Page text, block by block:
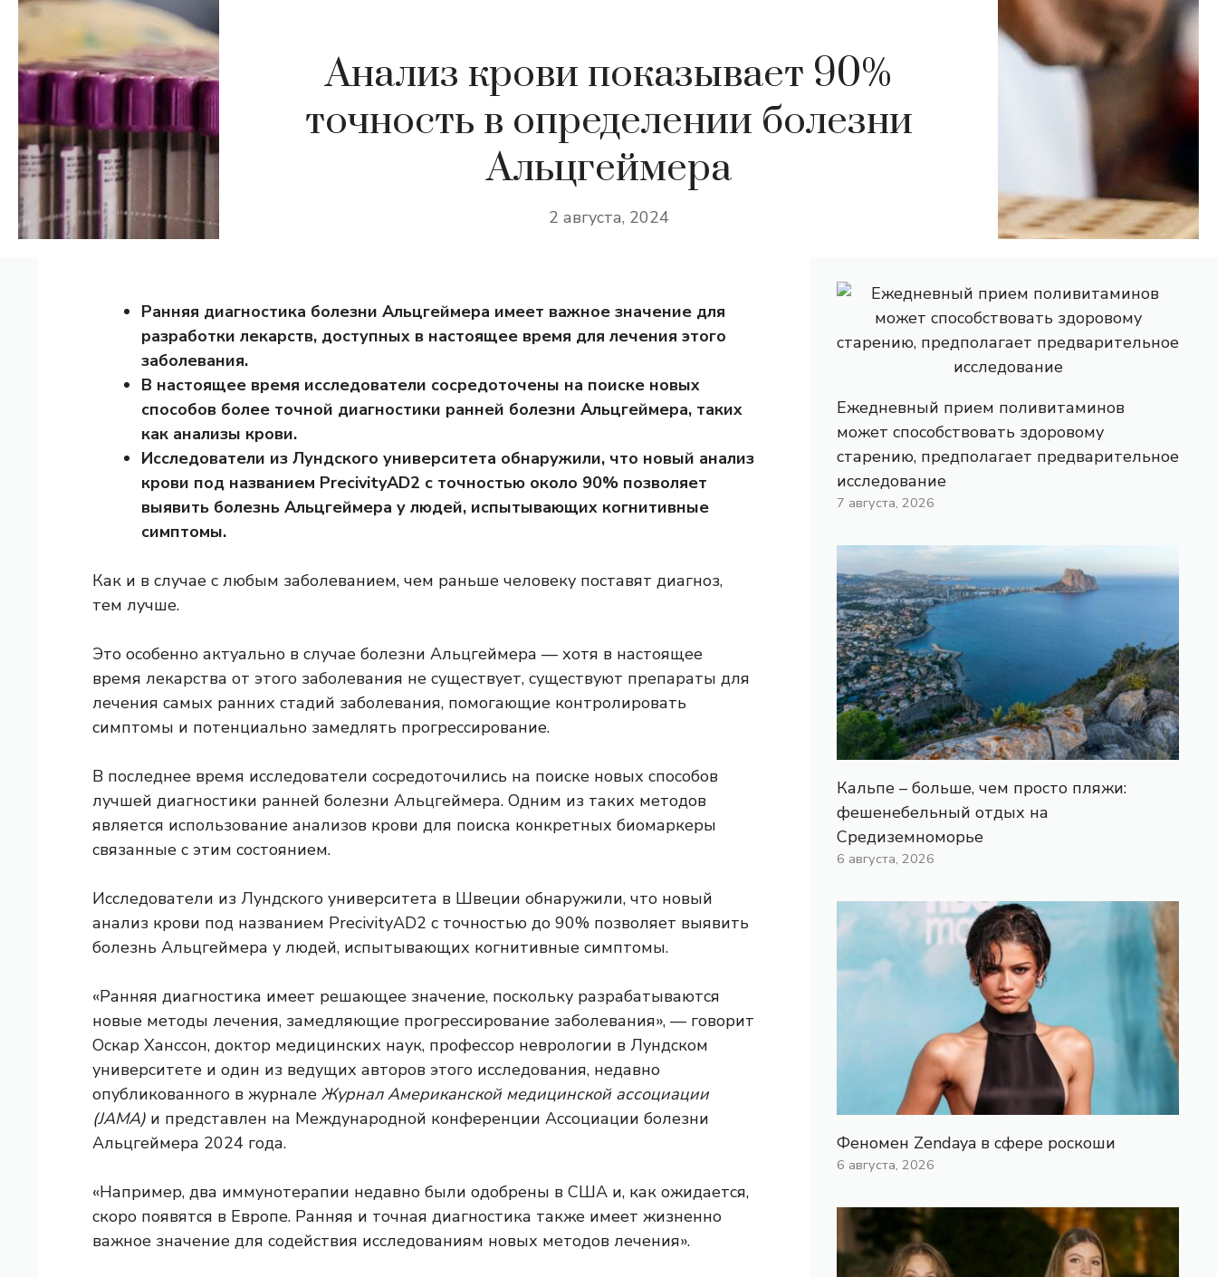
Анализ крови показывает 90%
точность в определении болезни
Альцгеймера
2 августа, 2024
Ранняя диагностика болезни Альцгеймера имеет важное значение для
разработки лекарств, доступных в настоящее время для лечения этого
заболевания.
В настоящее время исследователи сосредоточены на поиске новых
способов более точной диагностики ранней болезни Альцгеймера, таких
как анализы крови.
Исследователи из Лундского университета обнаружили, что новый анализ
крови под названием PrecivityAD2 с точностью около 90% позволяет
выявить болезнь Альцгеймера у людей, испытывающих когнитивные
симптомы.
Как и в случае с любым заболеванием, чем раньше человеку поставят диагноз,
тем лучше.
Это особенно актуально в случае болезни Альцгеймера — хотя в настоящее
время лекарства от этого заболевания не существует, существуют препараты для
лечения самых ранних стадий заболевания, помогающие контролировать
симптомы и потенциально замедлять прогрессирование.
В последнее время исследователи сосредоточились на поиске новых способов
лучшей диагностики ранней болезни Альцгеймера. Одним из таких методов
является использование анализов крови для поиска конкретных биомаркеры
связанные с этим состоянием.
Исследователи из Лундского университета в Швеции обнаружили, что новый
анализ крови под названием PrecivityAD2 с точностью до 90% позволяет выявить
болезнь Альцгеймера у людей, испытывающих когнитивные симптомы.
«Ранняя диагностика имеет решающее значение, поскольку разрабатываются
новые методы лечения, замедляющие прогрессирование заболевания», — говорит
Оскар Ханссон, доктор медицинских наук, профессор неврологии в Лундском
университете и один из ведущих авторов этого исследования, недавно
опубликованного в журнале Журнал Американской медицинской ассоциации
(JAMA) и представлен на Международной конференции Ассоциации болезни
Альцгеймера 2024 года.
«Например, два иммунотерапии недавно были одобрены в США и, как ожидается,
скоро появятся в Европе. Ранняя и точная диагностика также имеет жизненно
важное значение для содействия исследованиям новых методов лечения».
Ежедневный прием поливитаминов
может способствовать здоровому
старению, предполагает предварительное
исследование
7 августа, 2026
Кальпе – больше, чем просто пляжи:
фешенебельный отдых на
Средиземноморье
6 августа, 2026
Феномен Zendaya в сфере роскоши
6 августа, 2026